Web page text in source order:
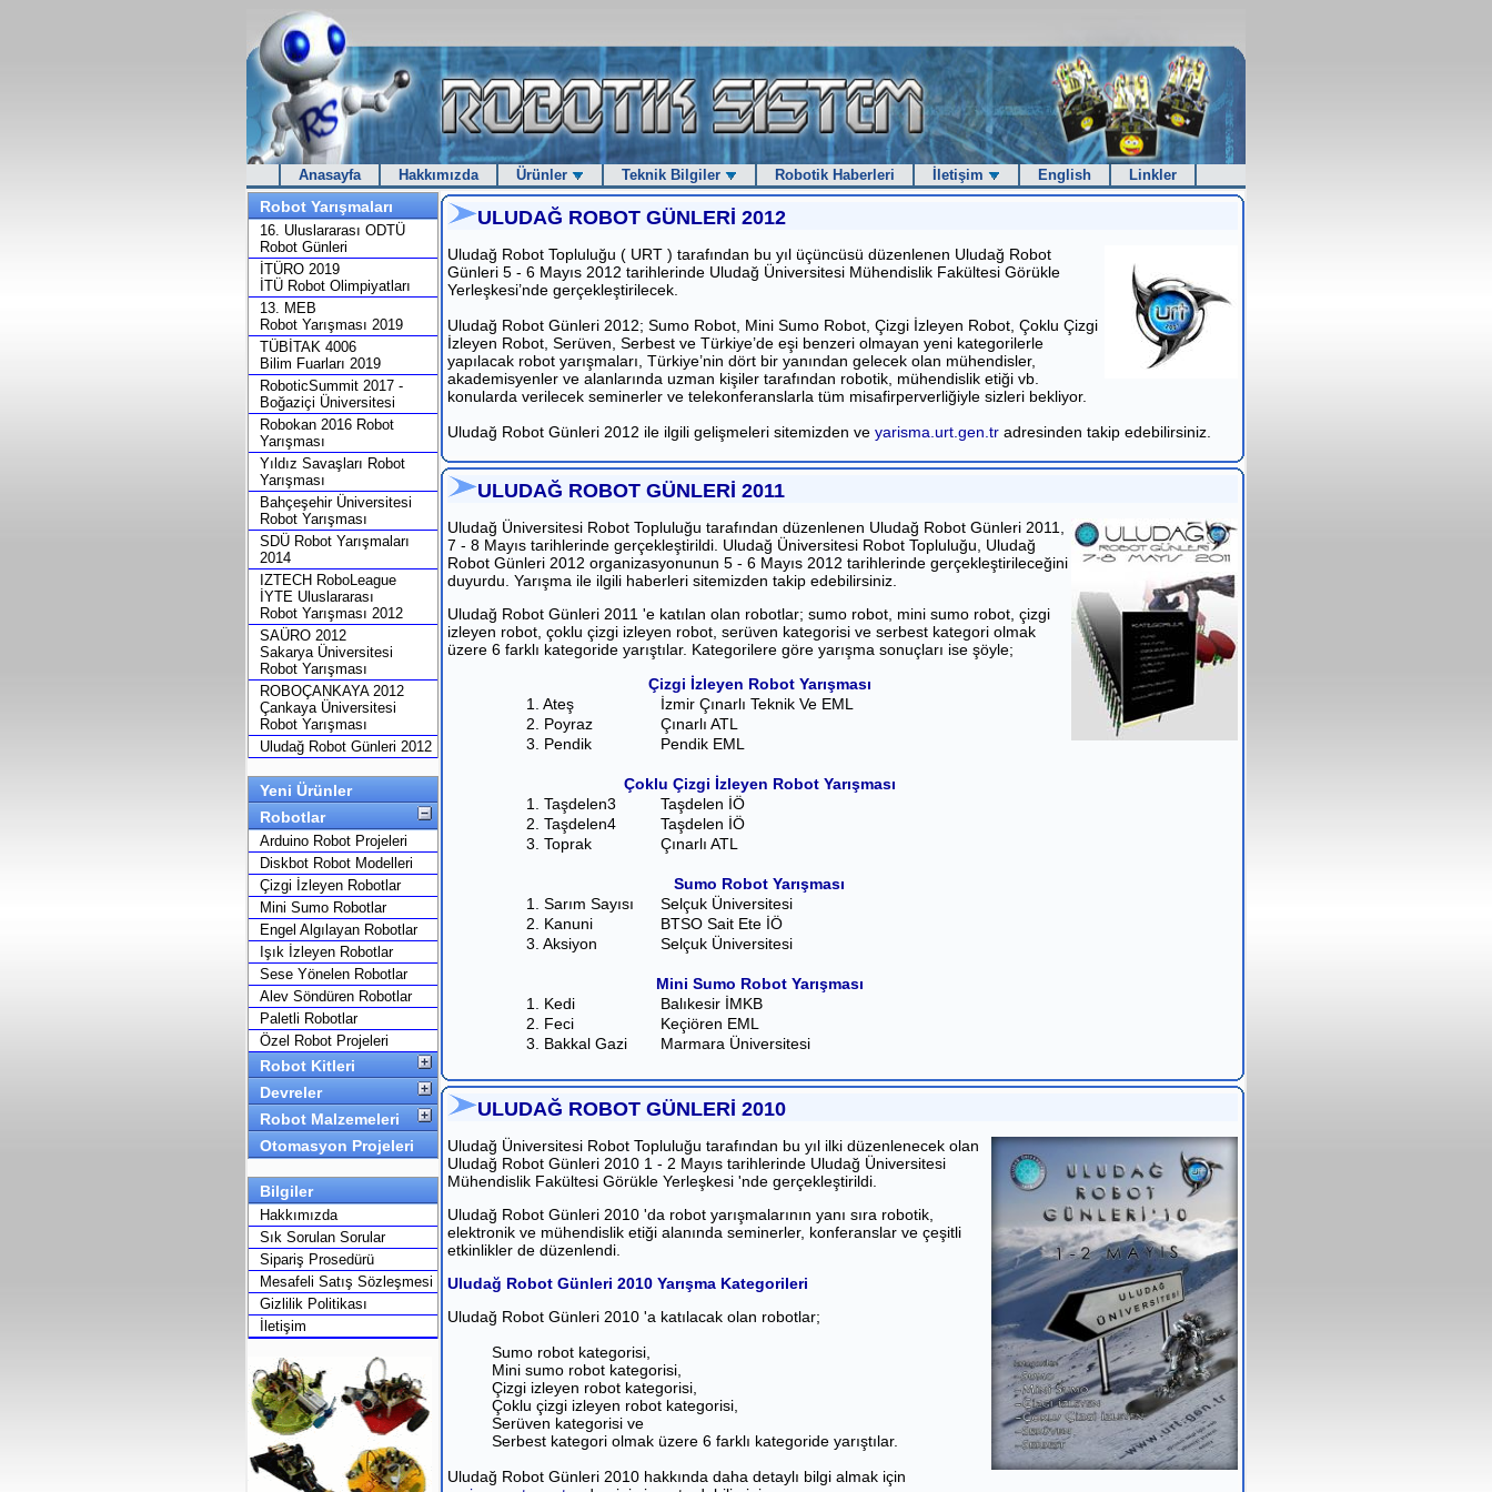
Anasayfa Hakkımızda Ürünler Teknik Bilgiler Robotik Haberleri İletişim English Linkler
Robot Yarışmaları
16. Uluslararası ODTÜ
Robot Günleri
İTÜRO 2019
İTÜ Robot Olimpiyatları
13. MEB
Robot Yarışması 2019
TÜBİTAK 4006
Bilim Fuarları 2019
RoboticSummit 2017 -
Boğaziçi Üniversitesi
Robokan 2016 Robot
Yarışması
Yıldız Savaşları Robot
Yarışması
Bahçeşehir Üniversitesi
Robot Yarışması
SDÜ Robot Yarışmaları
2014
IZTECH RoboLeague
İYTE Uluslararası
Robot Yarışması 2012
SAÜRO 2012
Sakarya Üniversitesi
Robot Yarışması
ROBOÇANKAYA 2012
Çankaya Üniversitesi
Robot Yarışması
Uludağ Robot Günleri 2012
Yeni Ürünler
Robotlar
Arduino Robot Projeleri
Diskbot Robot Modelleri
Çizgi İzleyen Robotlar
Mini Sumo Robotlar
Engel Algılayan Robotlar
Işık İzleyen Robotlar
Sese Yönelen Robotlar
Alev Söndüren Robotlar
Paletli Robotlar
Özel Robot Projeleri
Robot Kitleri
Devreler
Robot Malzemeleri
Otomasyon Projeleri
Bilgiler
Hakkımızda
Sık Sorulan Sorular
Sipariş Prosedürü
Mesafeli Satış Sözleşmesi
Gizlilik Politikası
İletişim
ULUDAĞ ROBOT GÜNLERİ 2012
Uludağ Robot Topluluğu ( URT ) tarafından bu yıl üçüncüsü düzenlenen Uludağ Robot
Günleri 5 - 6 Mayıs 2012 tarihlerinde Uludağ Üniversitesi Mühendislik Fakültesi Görükle
Yerleşkesi’nde gerçekleştirilecek.
Uludağ Robot Günleri 2012; Sumo Robot, Mini Sumo Robot, Çizgi İzleyen Robot, Çoklu Çizgi
İzleyen Robot, Serüven, Serbest ve Türkiye’de eşi benzeri olmayan yeni kategorilerle
yapılacak robot yarışmaları, Türkiye’nin dört bir yanından gelecek olan mühendisler,
akademisyenler ve alanlarında uzman kişiler tarafından robotik, mühendislik etiği vb.
konularda verilecek seminerler ve telekonferanslarla tüm misafirperverliğiyle sizleri bekliyor.
Uludağ Robot Günleri 2012 ile ilgili gelişmeleri sitemizden ve yarisma.urt.gen.tr adresinden takip edebilirsiniz.
ULUDAĞ ROBOT GÜNLERİ 2011
Uludağ Üniversitesi Robot Topluluğu tarafından düzenlenen Uludağ Robot Günleri 2011,
7 - 8 Mayıs tarihlerinde gerçekleştirildi. Uludağ Üniversitesi Robot Topluluğu, Uludağ
Robot Günleri 2012 organizasyonunun 5 - 6 Mayıs 2012 tarihlerinde gerçekleştirileceğini
duyurdu. Yarışma ile ilgili haberleri sitemizden takip edebilirsiniz.
Uludağ Robot Günleri 2011 'e katılan olan robotlar; sumo robot, mini sumo robot, çizgi
izleyen robot, çoklu çizgi izleyen robot, serüven kategorisi ve serbest kategori olmak
üzere 6 farklı kategoride yarıştılar. Kategorilere göre yarışma sonuçları ise şöyle;
Çizgi İzleyen Robot Yarışması
1. Ateş
İzmir Çınarlı Teknik Ve EML
2. Poyraz
Çınarlı ATL
3. Pendik
Pendik EML
Çoklu Çizgi İzleyen Robot Yarışması
1. Taşdelen3
Taşdelen İÖ
2. Taşdelen4
Taşdelen İÖ
3. Toprak
Çınarlı ATL
Sumo Robot Yarışması
1. Sarım Sayısı
Selçuk Üniversitesi
2. Kanuni
BTSO Sait Ete İÖ
3. Aksiyon
Selçuk Üniversitesi
Mini Sumo Robot Yarışması
1. Kedi
Balıkesir İMKB
2. Feci
Keçiören EML
3. Bakkal Gazi
Marmara Üniversitesi
ULUDAĞ ROBOT GÜNLERİ 2010
Uludağ Üniversitesi Robot Topluluğu tarafından bu yıl ilki düzenlenecek olan
Uludağ Robot Günleri 2010 1 - 2 Mayıs tarihlerinde Uludağ Üniversitesi
Mühendislik Fakültesi Görükle Yerleşkesi 'nde gerçekleştirildi.
Uludağ Robot Günleri 2010 'da robot yarışmalarının yanı sıra robotik,
elektronik ve mühendislik etiği alanında seminerler, konferanslar ve çeşitli
etkinlikler de düzenlendi.
Uludağ Robot Günleri 2010 Yarışma Kategorileri
Uludağ Robot Günleri 2010 'a katılacak olan robotlar;
Sumo robot kategorisi,
Mini sumo robot kategorisi,
Çizgi izleyen robot kategorisi,
Çoklu çizgi izleyen robot kategorisi,
Serüven kategorisi ve
Serbest kategori olmak üzere 6 farklı kategoride yarıştılar.
Uludağ Robot Günleri 2010 hakkında daha detaylı bilgi almak için